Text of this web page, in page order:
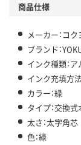
商品仕様
メーカー：コク
ブランド：
インク種類：
インク充填方
カラー：緑
タイプ：交換
太さ：太字角芯
色：緑